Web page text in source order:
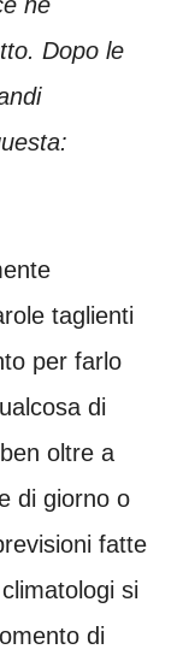
Dopo le
taglienti
per farlo
di
oltre a
di giorno o
fatte
si
di